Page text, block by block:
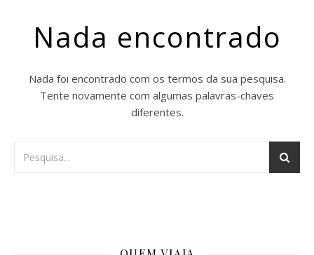
Nada encontrado
Nada foi encontrado com os termos da sua pesquisa.
Tente novamente com algumas palavras-chaves
diferentes.